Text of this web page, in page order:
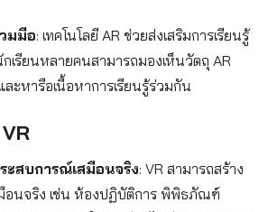
มมือ: เทคโนโลยี AR ช่วยส่งเสริมการเรียนรู้
เรียนหลายคนสามารถมองเห็นวัตถุ AR
ะหารือเนื้อหาการเรียนรู้ร่วมกัน
ะสบการณ์เสมือนจริง: VR สามารถสร้าง
อนจริง เช่น ห้องปฏิบัติการ พิพิธภัณฑ์